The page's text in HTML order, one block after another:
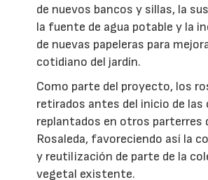
de nuevos bancos y sillas, la
la fuente de agua potable y la
de nuevas papeleras para
cotidiano del jardín.
Como parte del proyecto, los
retirados antes del inicio de las
replantados en otros parterres
Rosaleda, favoreciendo así la
y reutilización de parte de la
vegetal existente.